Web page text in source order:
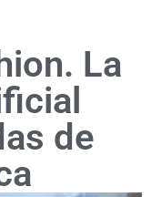
La
de